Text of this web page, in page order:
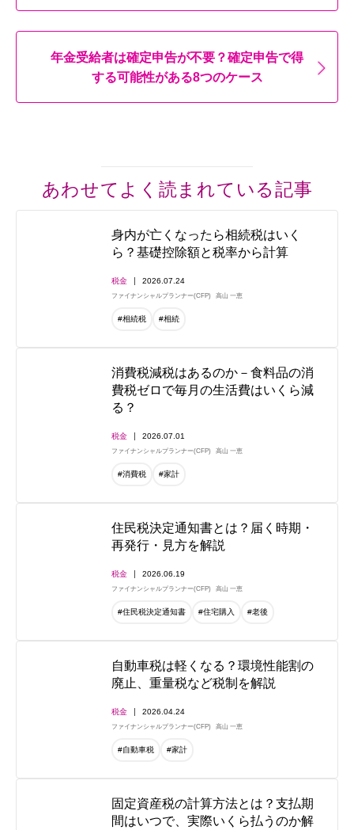
年金受給者は確定申告が不要？確定申告で得
する可能性がある8つのケース
あわせてよく読まれている記事
身内が亡くなったら相続税はいく
ら？基礎控除額と税率から計算
税金 2026.07.24
ファイナンシャルプランナー(CFP) 高山 一恵
#相続税 #相続
消費税減税はあるのか－食料品の消
費税ゼロで毎月の生活費はいくら減
る？
税金 2026.07.01
ファイナンシャルプランナー(CFP) 高山 一恵
#消費税 #家計
住民税決定通知書とは？届く時期・
再発行・見方を解説
税金 2026.06.19
ファイナンシャルプランナー(CFP) 高山 一恵
#住民税決定通知書 #住宅購入 #老後
自動車税は軽くなる？環境性能割の
廃止、重量税など税制を解説
税金 2026.04.24
ファイナンシャルプランナー(CFP) 高山 一恵
#自動車税 #家計
固定資産税の計算方法とは？支払期
間はいつで、実際いくら払うのか解